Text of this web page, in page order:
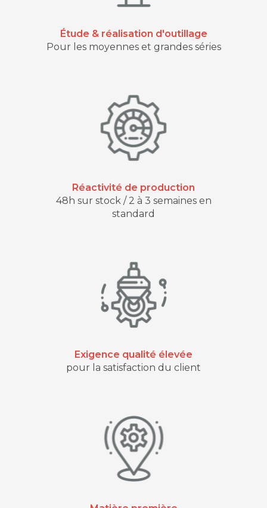
Étude & réalisation d'outillage
Pour les moyennes et grandes séries
Réactivité de production
48h sur stock / 2 à 3 semaines en
standard
Exigence qualité élevée
pour la satisfaction du client